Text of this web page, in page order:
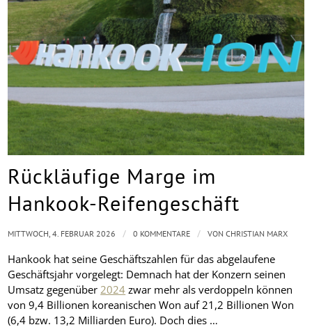
Rückläufige Marge im
Hankook-Reifengeschäft
Hankook hat seine Geschäftszahlen für das abgelaufene
Geschäftsjahr vorgelegt: Demnach hat der Konzern seinen
Umsatz gegenüber 2024 zwar mehr als verdoppeln können
von 9,4 Billionen koreanischen Won auf 21,2 Billionen Won
(6,4 bzw. 13,2 Milliarden Euro). Doch dies …
MITTWOCH, 4. FEBRUAR 2026 / 0 KOMMENTARE / VONCHRISTIAN MARX